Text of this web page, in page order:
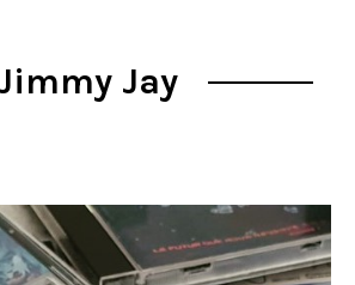
Jay